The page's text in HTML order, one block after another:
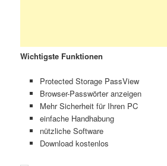
Wichtigste Funktionen
Protected Storage PassView
Browser-Passwörter anzeigen
Mehr Sicherheit für Ihren PC
einfache Handhabung
nützliche Software
Download kostenlos